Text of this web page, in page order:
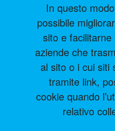
In questo
possibile
sito e facilitarne
aziende che
al sito o i cui siti
tramite link,
cookie quando
relativo